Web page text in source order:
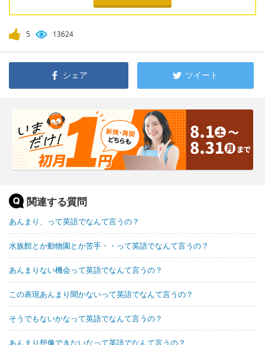
5 13624
シェア ツイート
関連する質問
あんまり、って英語でなんて言うの？
水族館とか動物園とか苦手・・って英語でなんて言うの？
あんまりない機会って英語でなんて言うの？
この表現あんまり聞かないって英語でなんて言うの？
そうでもないかなって英語でなんて言うの？
あんまり想像できないなって英語でなんて言うの？